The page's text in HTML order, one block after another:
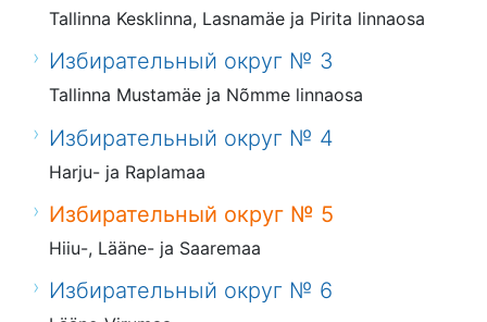
Tallinna Kesklinna, Lasnamäe ja Pirita linnaosa
Избирательный округ № 3
Tallinna Mustamäe ja Nõmme linnaosa
Избирательный округ № 4
Harju- ja Raplamaa
Избирательный округ № 5
Hiiu-, Lääne- ja Saaremaa
Избирательный округ № 6